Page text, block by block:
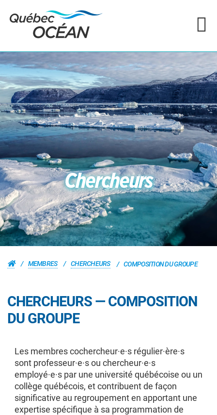
Chercheurs
MEMBRES CHERCHEURS COMPOSITION DU GROUPE
CHERCHEURS — COMPOSITION
DU GROUPE
Les membres cochercheur·e·s régulier·ère·s
sont professeur·e·s ou chercheur·e·s
employé·e·s par une université québécoise ou un
collège québécois, et contribuent de façon
significative au regroupement en apportant une
expertise spécifique à sa programmation de